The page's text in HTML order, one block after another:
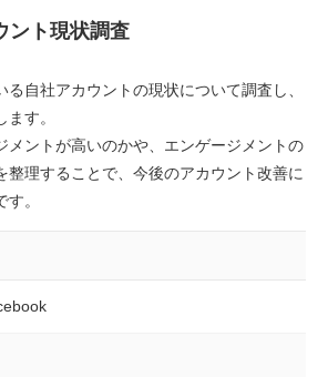
ント現状調査
る自社アカウントの現状について調査し、
す。
メントが高いのかや、エンゲージメントの
整理することで、今後のアカウント改善に
。